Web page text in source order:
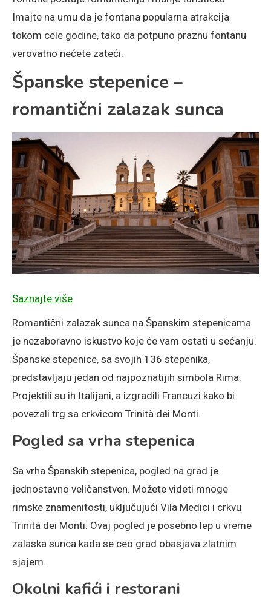
Imajte na umu da je fontana popularna atrakcija
tokom cele godine, tako da potpuno praznu fontanu
verovatno nećete zateći.
Španske stepenice –
romantični zalazak sunca
Saznajte više
Romantični zalazak sunca na Španskim stepenicama
je nezaboravno iskustvo koje će vam ostati u sećanju.
Španske stepenice, sa svojih 136 stepenika,
predstavljaju jedan od najpoznatijih simbola Rima.
Projektili su ih Italijani, a izgradili Francuzi kako bi
povezali trg sa crkvicom Trinità dei Monti.
Pogled sa vrha stepenica
Sa vrha Španskih stepenica, pogled na grad je
jednostavno veličanstven. Možete videti mnoge
rimske znamenitosti, uključujući Vila Medici i crkvu
Trinità dei Monti. Ovaj pogled je posebno lep u vreme
zalaska sunca kada se ceo grad obasjava zlatnim
sjajem.
Okolni kafići i restorani